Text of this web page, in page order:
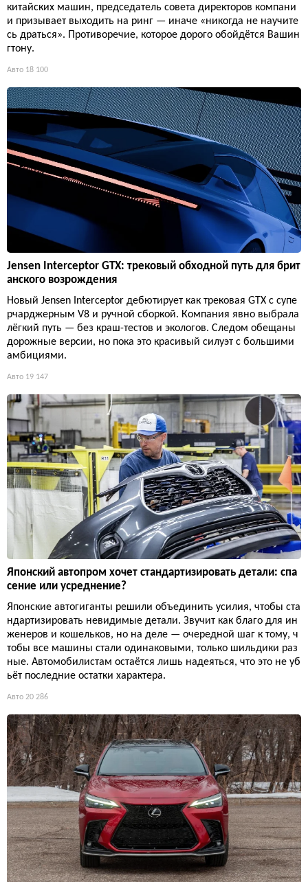
китайских машин, председатель совета директоров компани
и призывает выходить на ринг — иначе «никогда не научите
сь драться». Противоречие, которое дорого обойдётся Вашин
гтону.
Авто 18 100
Jensen Interceptor GTX: трековый обходной путь для брит
анского возрождения
Новый Jensen Interceptor дебютирует как трековая GTX с супе
рчарджерным V8 и ручной сборкой. Компания явно выбрала
лёгкий путь — без краш-тестов и экологов. Следом обещаны
дорожные версии, но пока это красивый силуэт с большими
амбициями.
Авто 19 147
Японский автопром хочет стандартизировать детали: спа
сение или усреднение?
Японские автогиганты решили объединить усилия, чтобы ста
ндартизировать невидимые детали. Звучит как благо для ин
женеров и кошельков, но на деле — очередной шаг к тому, ч
тобы все машины стали одинаковыми, только шильдики раз
ные. Автомобилистам остаётся лишь надеяться, что это не уб
ьёт последние остатки характера.
Авто 20 286